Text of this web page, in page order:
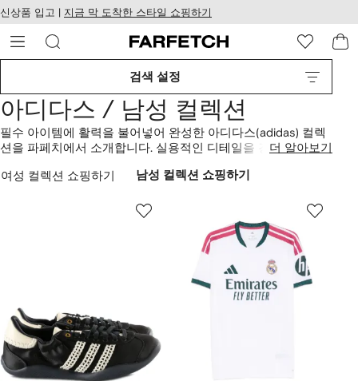
츠
건
너
기
치
웹
접
신상품 입고 | 지금 막 도착한 스타일 쇼핑하기
검색 설정
아디다스 / 남성 컬렉션
필수 아이템에 활력을 불어넣어 완성한 아디다스(adidas) 컬렉
션을 파페치에서 소개합니다. 실용적인 디테일을 강조하는 세
반 스타일의 아이템을 찾아보세요. 기능성 소재, 그래픽 프린트
더 알아보기
여성 컬렉션 쇼핑하기 남성 컬렉션 쇼핑하기